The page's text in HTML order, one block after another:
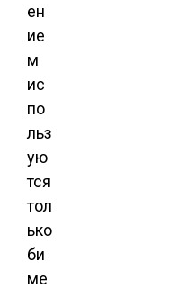
ен
ие
м
ис
по
льз
ую
тся
тол
ько
би
ме